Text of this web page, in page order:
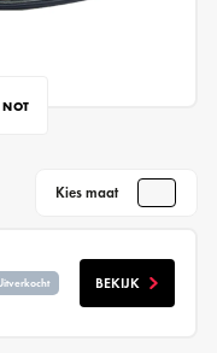
NOT
Kies maat
BEKIJK